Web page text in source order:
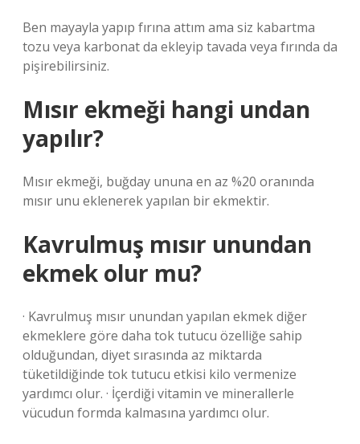
Ben mayayla yapıp fırına attım ama siz kabartma
tozu veya karbonat da ekleyip tavada veya fırında da
pişirebilirsiniz.
Mısır ekmeği hangi undan
yapılır?
Mısır ekmeği, buğday ununa en az %20 oranında
mısır unu eklenerek yapılan bir ekmektir.
Kavrulmuş mısır unundan
ekmek olur mu?
· Kavrulmuş mısır unundan yapılan ekmek diğer
ekmeklere göre daha tok tutucu özelliğe sahip
olduğundan, diyet sırasında az miktarda
tüketildiğinde tok tutucu etkisi kilo vermenize
yardımcı olur. · İçerdiği vitamin ve minerallerle
vücudun formda kalmasına yardımcı olur.